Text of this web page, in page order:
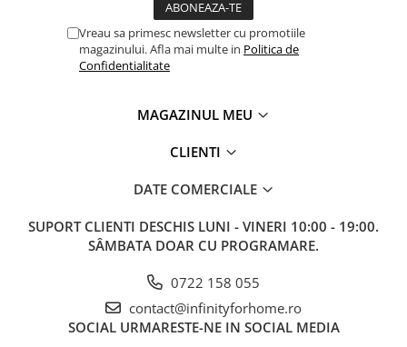
Vreau sa primesc newsletter cu promotiile
magazinului. Afla mai multe in Politica de
Confidentialitate
MAGAZINUL MEU
CLIENTI
DATE COMERCIALE
SUPORT CLIENTI DESCHIS LUNI - VINERI 10:00 - 19:00.
SÂMBATA DOAR CU PROGRAMARE.
0722 158 055
contact@infinityforhome.ro
SOCIAL URMARESTE-NE IN SOCIAL MEDIA